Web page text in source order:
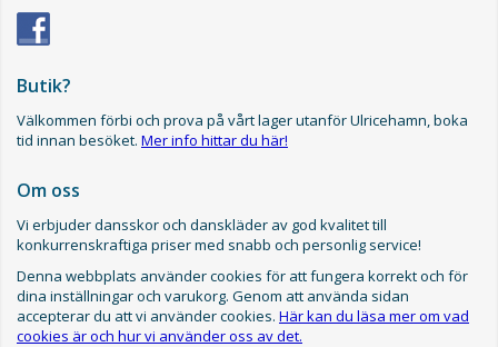
Butik?
Välkommen förbi och prova på vårt lager utanför Ulricehamn, boka
tid innan besöket. Mer info hittar du här!
Om oss
Vi erbjuder dansskor och danskläder av god kvalitet till
konkurrenskraftiga priser med snabb och personlig service!
Denna webbplats använder cookies för att fungera korrekt och för
dina inställningar och varukorg. Genom att använda sidan
accepterar du att vi använder cookies. Här kan du läsa mer om vad
cookies är och hur vi använder oss av det.